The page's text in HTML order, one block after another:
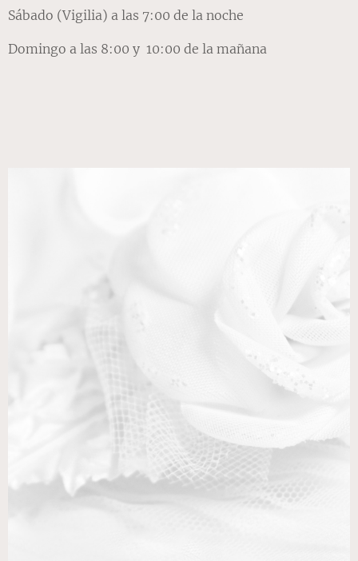
Sábado (Vigilia) a las 7:00 de la noche
Domingo a las 8:00 y 10:00 de la mañana